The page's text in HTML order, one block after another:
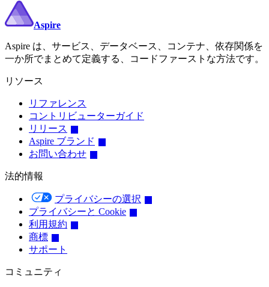
Aspire
Aspire は、サービス、データベース、コンテナ、依存関係を
一か所でまとめて定義する、コードファーストな方法です。
リソース
リファレンス
コントリビューターガイド
リリース
Aspire ブランド
お問い合わせ
法的情報
プライバシーの選択
プライバシーと Cookie
利用規約
商標
サポート
コミュニティ